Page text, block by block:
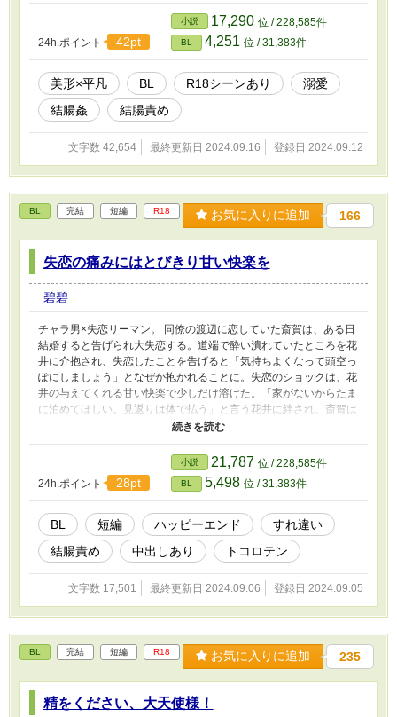
出し等。糖度高め（当社比）です。閲覧ご注意ください。
24h.ポイント 42pt
小説 17,290 位 / 228,585件
BL 4,251 位 / 31,383件
美形×平凡 BL R18シーンあり
溺愛
結腸姦
結腸責め
文字数 42,654 最終更新日 2024.09.16 登録日 2024.09.12
BL 完結 短編 R18 お気に入りに追加 166
失恋の痛みにはとびきり甘い快楽を
碧碧
チャラ男×失恋リーマン。 同僚の渡辺に恋していた斎賀は、ある日
結婚すると告げられ大失恋する。道端で酔い潰れていたところを花
井に介抱され、失恋したことを告げると「気持ちよくなって頭空っ
ぽにしましょう」となぜか抱かれることに。失恋のショックは、花
井の与えてくれる甘い快楽で少しだけ溶けた。「家がないからたま
に泊めてほしい。見返りは体で払う」と言う花井に絆され、斎賀は
ずぶずぶと花井にはまっていく。最終的にはいつも通りゲロ甘ハッ
し、無理矢理、結腸責め、キスハメなど。
24h.ポイント 28pt
小説 21,787 位 / 228,585件
BL 5,498 位 / 31,383件
BL 短編 ハッピーエンド
すれ違い
結腸責め
中出しあり トコロテン
文字数 17,501 最終更新日 2024.09.06 登録日 2024.09.05
BL 完結 短編 R18 お気に入りに追加 235
精をください、大天使様！